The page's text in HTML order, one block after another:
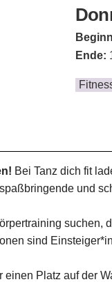
Ende:
Bei Tanz dich fit
und
sind
Platz auf der